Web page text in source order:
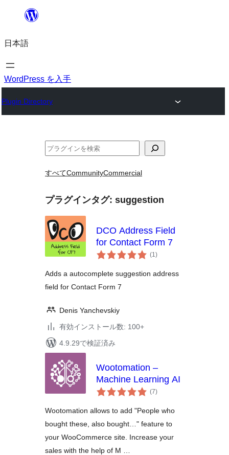
を
ス
キ
プ
日本語
WordPress を入手
Plugin Directory
検
すべてCommunityCommercial
プラグインタグ: suggestion
DCO Address Field
for Contact Form 7
(1個
の
価
)
Adds a autocomplete suggestion address
field for Contact Form 7
Denis Yanchevskiy
有効インストール数: 100+
4.9.29で検証済み
Wootomation –
Machine Learning AI
(7個
の
価
)
Wootomation allows to add "People who
bought these, also bought…" feature to
your WooCommerce site. Increase your
sales with the help of M …